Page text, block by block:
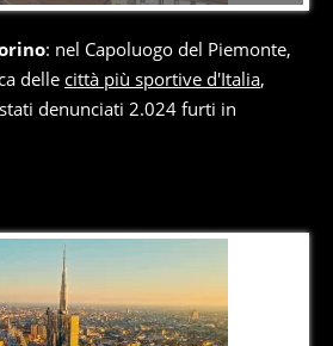
: nel Capoluogo del Piemonte,
delle città più sportive d'Italia,
denunciati 2.024 furti in